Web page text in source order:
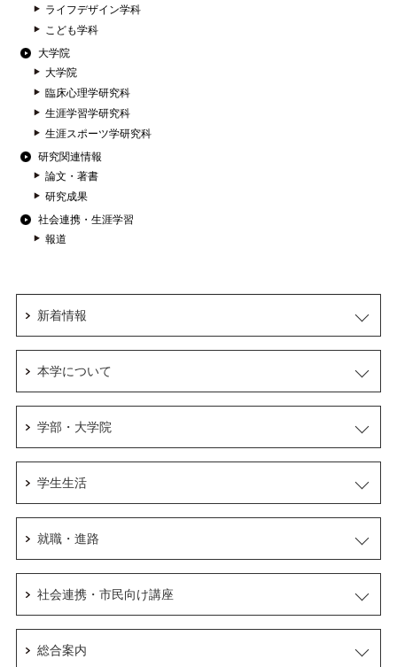
ライフデザイン学科
こども学科
大学院
大学院
臨床心理学研究科
生涯学習学研究科
生涯スポーツ学研究科
研究関連情報
論文・著書
研究成果
社会連携・生涯学習
報道
新着情報
本学について
学部・大学院
学生生活
就職・進路
社会連携・市民向け講座
総合案内